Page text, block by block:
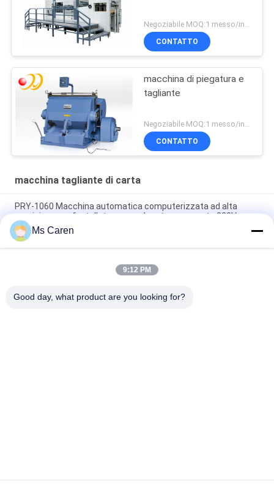
Negoziabile MOQ:1 messo/insiemi
CONTATTO
macchina di piegatura e
tagliante
CONTATTO
macchina tagliante di carta
PRY-1060 Macchina automatica computerizzata ad alta
precisione per fustellatura e cordonatura per carta 380V
TYMK macchina di stampaggio a caldo e di taglio a stampo
con alimentatore automatico serie ZS
PRY-2000 Macchina di taglio a stampo rotativo di cartone a
Ms Caren
9:12 PM
Good day, what product are you looking for?